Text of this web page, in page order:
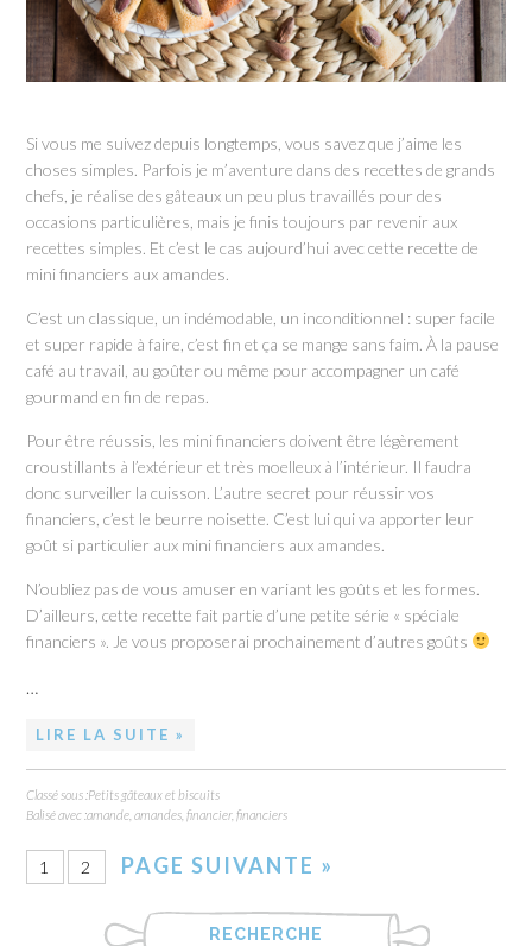
Si vous me suivez depuis longtemps, vous savez que j’aime les
choses simples. Parfois je m’aventure dans des recettes de grands
chefs, je réalise des gâteaux un peu plus travaillés pour des
occasions particulières, mais je finis toujours par revenir aux
recettes simples. Et c’est le cas aujourd’hui avec cette recette de
mini financiers aux amandes.
C’est un classique, un indémodable, un inconditionnel : super facile
et super rapide à faire, c’est fin et ça se mange sans faim. À la pause
café au travail, au goûter ou même pour accompagner un café
gourmand en fin de repas.
Pour être réussis, les mini financiers doivent être légèrement
croustillants à l’extérieur et très moelleux à l’intérieur. Il faudra
donc surveiller la cuisson. L’autre secret pour réussir vos
financiers, c’est le beurre noisette. C’est lui qui va apporter leur
goût si particulier aux mini financiers aux amandes.
N’oubliez pas de vous amuser en variant les goûts et les formes.
D’ailleurs, cette recette fait partie d’une petite série « spéciale
financiers ». Je vous proposerai prochainement d’autres goûts
…
LIRE LA SUITE »
Classé sous :Petits gâteaux et biscuits
Balisé avec :amande ,amandes ,financier,financiers
1 2 PAGE SUIVANTE »
RECHERCHE